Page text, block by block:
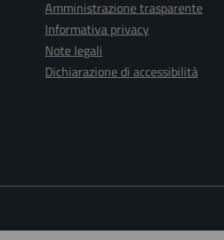
Amministrazione trasparente
Informativa privacy
Note legali
Dichiarazione di accessibilità